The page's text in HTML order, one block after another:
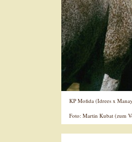
KP Mofida (Idrees x
Foto: Martin Kubat (zum